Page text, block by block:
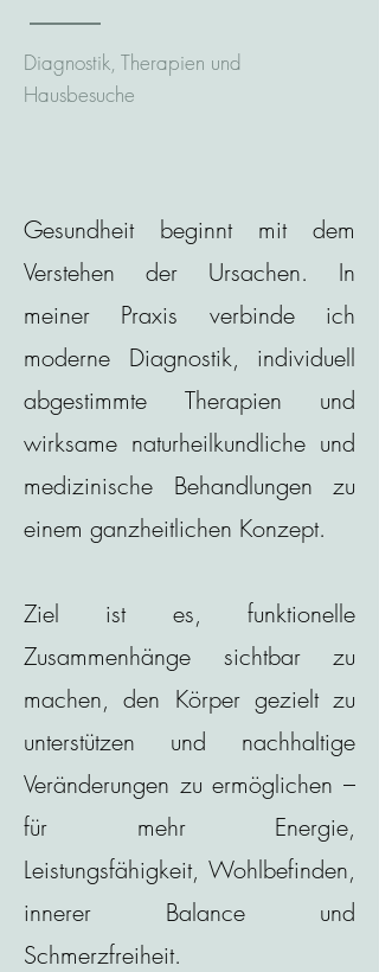
Diagnostik, Therapien und
Hausbesuche
Gesundheit beginnt mit dem
Verstehen der Ursachen. In
meiner Praxis verbinde ich
moderne Diagnostik, individuell
abgestimmte Therapien und
wirksame naturheilkundliche und
medizinische Behandlungen zu
einem ganzheitlichen Konzept.
Ziel ist es, funktionelle
Zusammenhänge sichtbar zu
machen, den Körper gezielt zu
unterstützen und nachhaltige
Veränderungen zu ermöglichen –
für mehr Energie,
Leistungsfähigkeit, Wohlbefinden,
innerer Balance und
Schmerzfreiheit.